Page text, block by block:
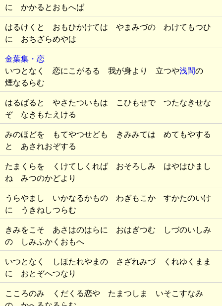
に かかるとおもへば
はるけくと おもひかけては やまみづの わけてもつひ
に おちざらめやは
金葉集・恋
いつとなく 恋にこがるる 我が身より 立つや浅間の
煙なるらむ
はるばると やさたついもは こひもせで つたなきせな
ぞ なきもたえける
みのほどを もてやつせども きみみては めてもやする
と あされおぞする
たまくらを くけてしくれば おそろしみ はやはひまし
ね みつのかどより
うらやまし いかなるかもの わぎもこか すかたのいけ
に うきねしつらむ
きみをこそ あさはのはらに おはぎつむ しづのいしみ
の しみふかくおもへ
いつとなく しほたれやまの さざれみづ くれゆくまま
に おとぞへつなり
こころのみ くだくる恋や たまつしま いそこすなみ